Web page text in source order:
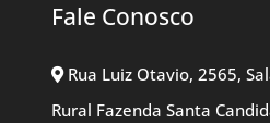
Fale Conosco
Rua Luiz Otavio, 2565,
Rural Fazenda Santa